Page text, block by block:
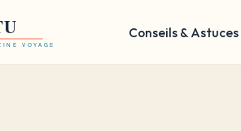
Conseils & Astuces